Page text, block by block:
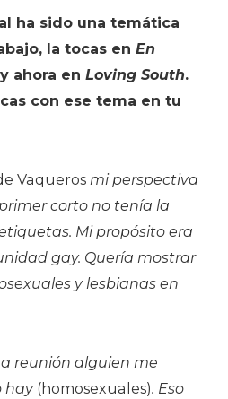
ha sido una temática
la tocas en En
y ahora en Loving South.
con ese tema en tu
Vaqueros mi perspectiva
corto no tenía la
Mi propósito era
gay. Quería mostrar
y lesbianas en
reunión alguien me
hay (homosexuales). Eso